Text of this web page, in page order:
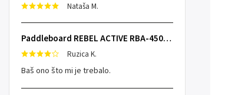
Nataša M.
Paddleboard REBEL ACTIVE RBA-4507 - sivi
Ruzica K.
Baš ono što mi je trebalo.